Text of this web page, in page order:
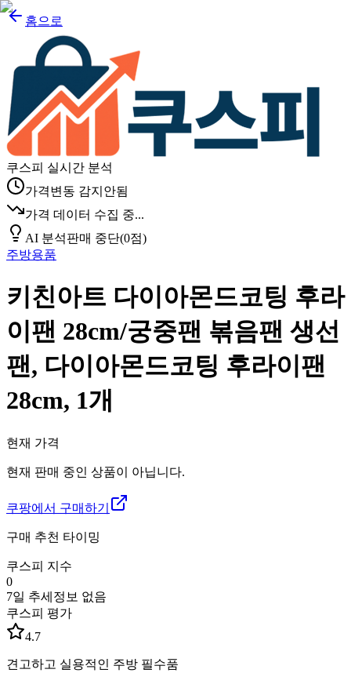
홈으로
쿠스피 실시간 분석
가격변동 감지안됨
가격 데이터 수집 중...
AI 분석판매 중단(0점)
주방용품
키친아트 다이아몬드코팅 후라
이팬 28cm/궁중팬 볶음팬 생선
팬, 다이아몬드코팅 후라이팬
28cm, 1개
현재 가격
현재 판매 중인 상품이 아닙니다.
쿠팡에서 구매하기
구매 추천 타이밍
쿠스피 지수
0
7일 추세 정보 없음
쿠스피 평가
4.7
견고하고 실용적인 주방 필수품